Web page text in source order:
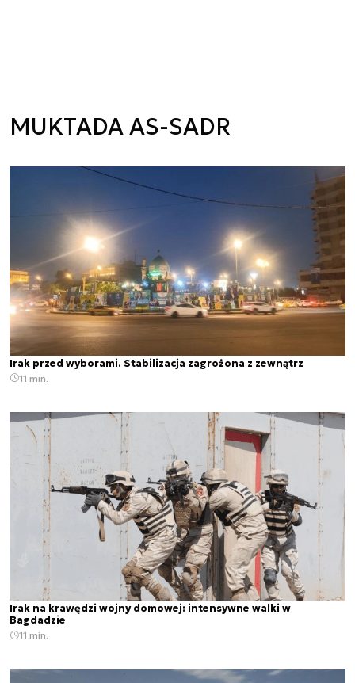
MUKTADA AS-SADR
Irak przed wyborami. Stabilizacja zagrożona z zewnątrz
11 min.
Irak na krawędzi wojny domowej: intensywne walki w
Bagdadzie
11 min.